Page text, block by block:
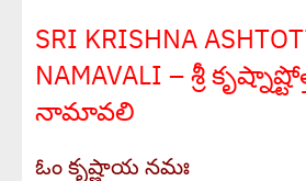
SRI KRISHNA
NAMAVALI – శ్రీ
నామావలి
ఓం కృష్ణాయ నమః